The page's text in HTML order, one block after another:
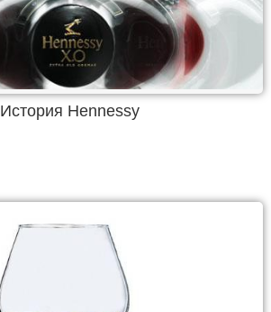
История Hennessy